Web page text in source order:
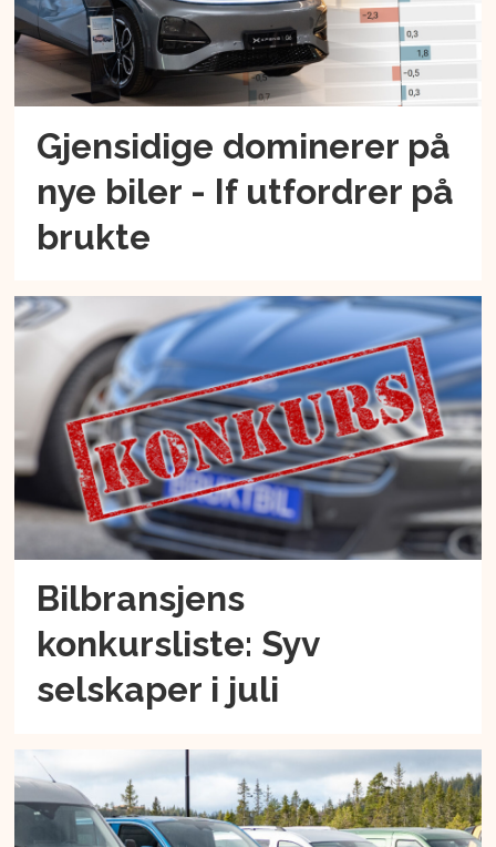
Gjensidige dominerer på
nye biler - If utfordrer på
brukte
Bilbransjens
konkursliste: Syv
selskaper i juli